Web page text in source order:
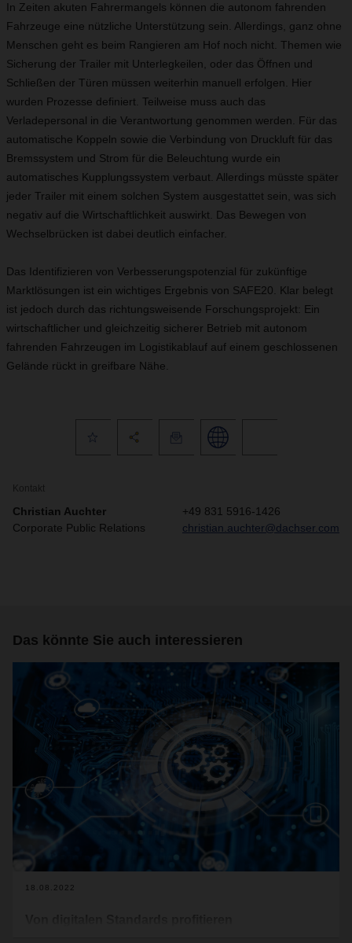
In Zeiten akuten Fahrermangels können die autonom fahrenden
Fahrzeuge eine nützliche Unterstützung sein. Allerdings, ganz ohne
Menschen geht es beim Rangieren am Hof noch nicht. Themen wie
Sicherung der Trailer mit Unterlegkeilen, oder das Öffnen und
Schließen der Türen müssen weiterhin manuell erfolgen. Hier
wurden Prozesse definiert. Teilweise muss auch das
Verladepersonal in die Verantwortung genommen werden. Für das
automatische Koppeln sowie die Verbindung von Druckluft für das
Bremssystem und Strom für die Beleuchtung wurde ein
automatisches Kupplungssystem verbaut. Allerdings müsste später
jeder Trailer mit einem solchen System ausgestattet sein, was sich
negativ auf die Wirtschaftlichkeit auswirkt. Das Bewegen von
Wechselbrücken ist dabei deutlich einfacher.
Das Identifizieren von Verbesserungspotenzial für zukünftige
Marktlösungen ist ein wichtiges Ergebnis von SAFE20. Klar belegt
ist jedoch durch das richtungsweisende Forschungsprojekt: Ein
wirtschaftlicher und gleichzeitig sicherer Betrieb mit autonom
fahrenden Fahrzeugen im Logistikablauf auf einem geschlossenen
Gelände rückt in greifbare Nähe.
Kontakt
Christian Auchter
Corporate Public Relations
+49 831 5916-1426
christian.auchter@dachser.com
Das könnte Sie auch interessieren
18.08.2022